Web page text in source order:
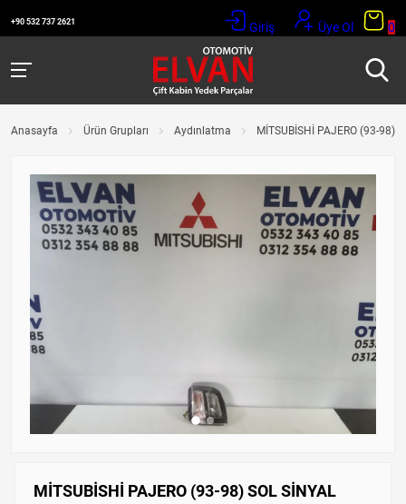
+90 532 737 2621 Giriş Üye Ol 0
Anasayfa Ürün Grupları Aydınlatma MİTSUBİSHİ PAJERO (93-98)
MİTSUBİSHİ PAJERO (93-98) SOL SİNYAL